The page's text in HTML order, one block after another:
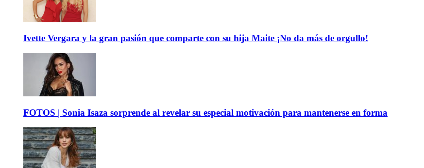
Ivette Vergara y la gran pasión que comparte con su hija Maite ¡No da más de orgullo!
FOTOS | Sonia Isaza sorprende al revelar su especial motivación para mantenerse en forma